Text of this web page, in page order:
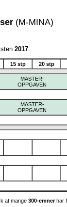
(M-MINA)
2017:
15 stp 20 stp
MASTER-
OPPGAVEN
MASTER-
OPPGAVEN
at mange 300-emnerhar